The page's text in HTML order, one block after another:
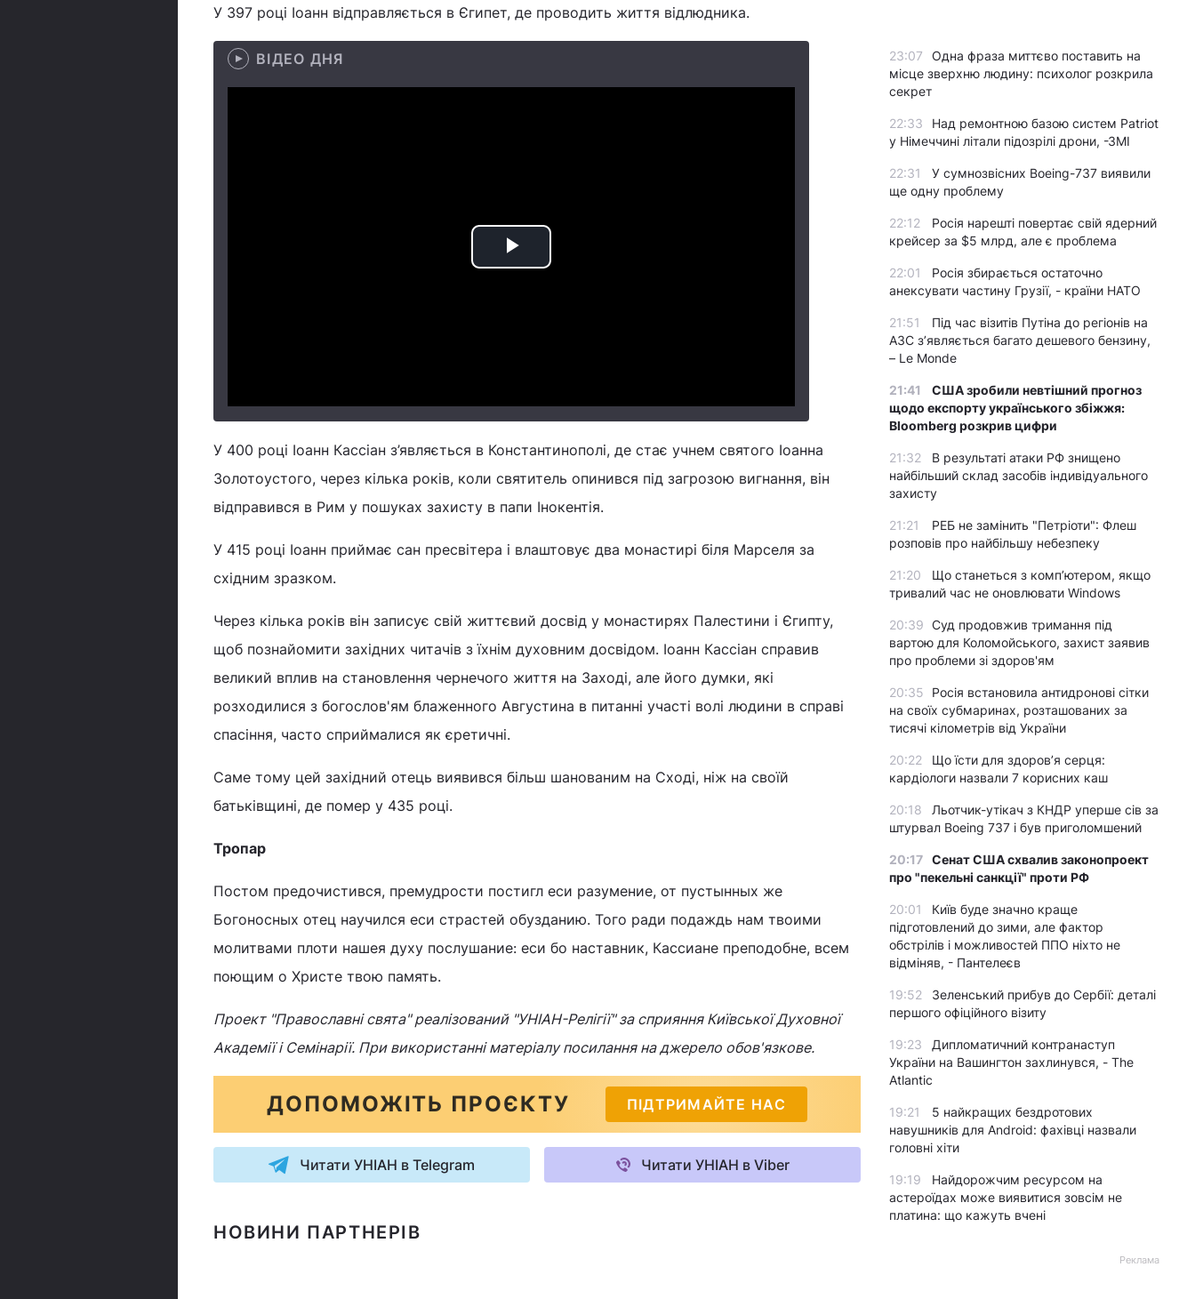
У 397 році Іоанн відправляється в Єгипет, де проводить життя відлюдника.
ВІДЕО ДНЯ
Play
У 400 році Іоанн Кассіан з’являється в Константинополі, де стає учнем святого Іоанна
Золотоустого, через кілька років, коли святитель опинився під загрозою вигнання, він
відправився в Рим у пошуках захисту в папи Інокентія.
У 415 році Іоанн приймає сан пресвітера і влаштовує два монастирі біля Марселя за
східним зразком.
Через кілька років він записує свій життєвий досвід у монастирях Палестини і Єгипту,
щоб познайомити західних читачів з їхнім духовним досвідом. Іоанн Кассіан справив
великий вплив на становлення чернечого життя на Заході, але його думки, які
розходилися з богослов'ям блаженного Августина в питанні участі волі людини в справі
спасіння, часто сприймалися як єретичні.
Саме тому цей західний отець виявився більш шанованим на Сході, ніж на своїй
батьківщині, де помер у 435 році.
Тропар
Постом предочистився, премудрости постигл еси разумение, от пустынных же
Богоносных отец научился еси страстей обузданию. Того ради подаждь нам твоими
молитвами плоти нашея духу послушание: еси бо наставник, Кассиане преподобне, всем
поющим о Христе твою память.
Проект "Православні свята" реалізований "УНІАН-Релігії" за сприяння Київської Духовної
Академії і Семінарії. При використанні матеріалу посилання на джерело обов'язкове.
ДОПОМОЖІТЬ ПРОЄКТУ ПІДТРИМАЙТЕ НАС
Читати УНІАН в Telegram Читати УНІАН в Viber
НОВИНИ ПАРТНЕРІВ
23:07
Одна фраза миттєво поставить на
місце зверхню людину: психолог розкрила
секрет
22:33
Над ремонтною базою систем Patriot
у Німеччині літали підозрілі дрони, -ЗМІ
22:31
У сумнозвісних Boeing-737 виявили
ще одну проблему
22:12
Росія нарешті повертає свій ядерний
крейсер за $5 млрд, але є проблема
22:01
Росія збирається остаточно
анексувати частину Грузії, - країни НАТО
21:51
Під час візитів Путіна до регіонів на
АЗС з’являється багато дешевого бензину,
– Le Monde
21:41
США зробили невтішний прогноз
щодо експорту українського збіжжя:
Bloomberg розкрив цифри
21:32
В результаті атаки РФ знищено
найбільший склад засобів індивідуального
захисту
21:21
РЕБ не замінить "Петріоти": Флеш
розповів про найбільшу небезпеку
21:20
Що станеться з комп’ютером, якщо
тривалий час не оновлювати Windows
20:39 Суд продовжив тримання під
вартою для Коломойського, захист заявив
про проблеми зі здоров'ям
20:35
Росія встановила антидронові сітки
на своїх субмаринах, розташованих за
тисячі кілометрів від України
20:22
Що їсти для здоров’я серця:
кардіологи назвали 7 корисних каш
20:18
Льотчик-утікач з КНДР уперше сів за
штурвал Boeing 737 і був приголомшений
20:17 Сенат США схвалив законопроект
про "пекельні санкції" проти РФ
20:01
Київ буде значно краще
підготовлений до зими, але фактор
обстрілів і можливостей ППО ніхто не
відміняв, - Пантелеєв
19:52
Зеленський прибув до Сербії: деталі
першого офіційного візиту
19:23
Дипломатичний контранаступ
України на Вашингтон захлинувся, - The
Atlantic
19:21
5 найкращих бездротових
навушників для Android: фахівці назвали
головні хіти
19:19
Найдорожчим ресурсом на
астероїдах може виявитися зовсім не
платина: що кажуть вчені
Реклама